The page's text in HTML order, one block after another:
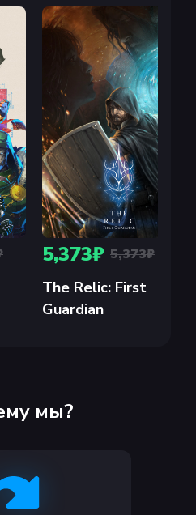
5,373₽ 5,373₽
The Relic: First
Guardian
мы?